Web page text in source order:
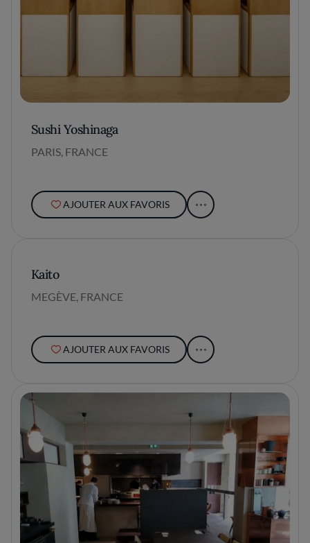
Sushi Yoshinaga
PARIS, FRANCE
AJOUTER AUX FAVORIS
Kaito
MEGÈVE, FRANCE
AJOUTER AUX FAVORIS